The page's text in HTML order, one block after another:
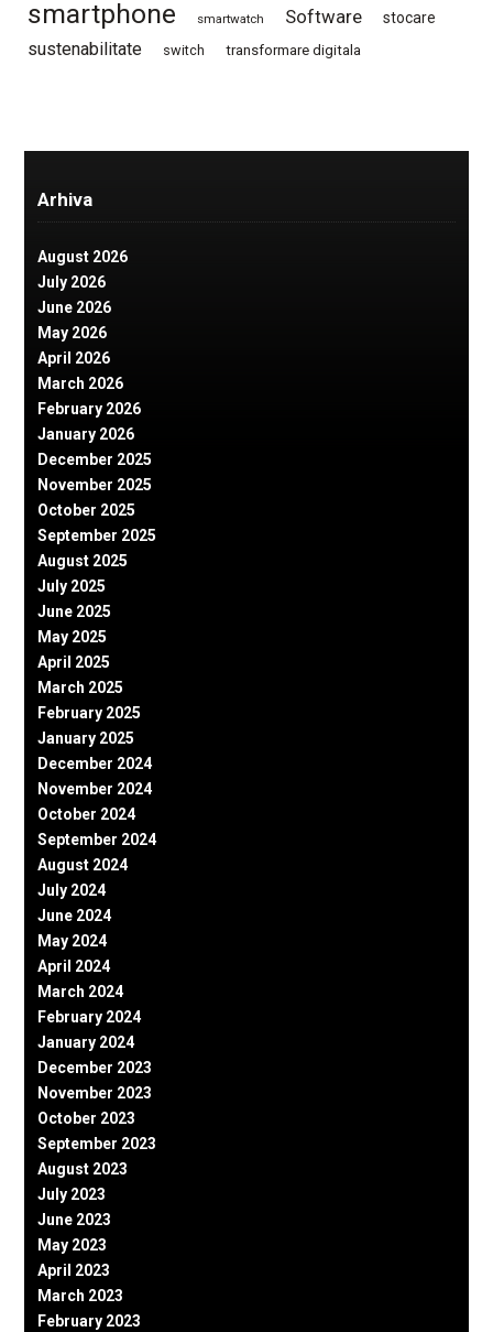
smartphone smartwatch Software stocare
sustenabilitate switch transformare digitala
Arhiva
August 2026
July 2026
June 2026
May 2026
April 2026
March 2026
February 2026
January 2026
December 2025
November 2025
October 2025
September 2025
August 2025
July 2025
June 2025
May 2025
April 2025
March 2025
February 2025
January 2025
December 2024
November 2024
October 2024
September 2024
August 2024
July 2024
June 2024
May 2024
April 2024
March 2024
February 2024
January 2024
December 2023
November 2023
October 2023
September 2023
August 2023
July 2023
June 2023
May 2023
April 2023
March 2023
February 2023